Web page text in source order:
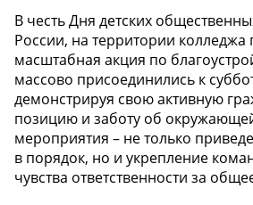
В честь Дня детских
России, на территории
масштабная акция по
массово присоединились к
демонстрируя свою активную
позицию и заботу об
мероприятия – не только
в порядок, но и укрепление
чувства ответственности за